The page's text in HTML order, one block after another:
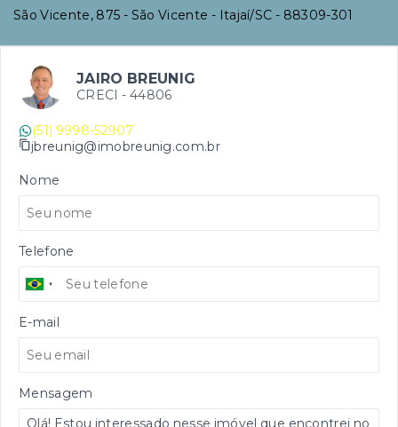
São Vicente, 875 - São Vicente - Itajaí/SC - 88309-301
JAIRO BREUNIG
CRECI - 44806
(51) 9998-52907
jbreunig@imobreunig.com.br
Nome
Telefone
E-mail
Mensagem